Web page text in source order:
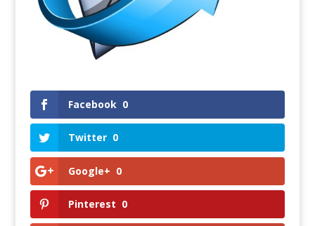
Facebook 0
Twitter 0
Google+ 0
Pinterest 0